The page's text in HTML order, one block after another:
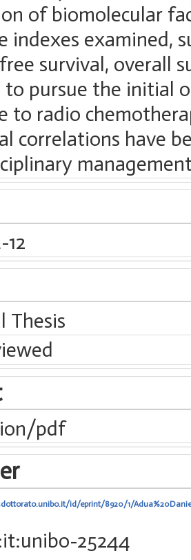
of biomolecular
indexes examined,
survival, overall
to pursue the initial
to radio
correlations have
Thesis
pdf
id/eprint/8920/1/
25244